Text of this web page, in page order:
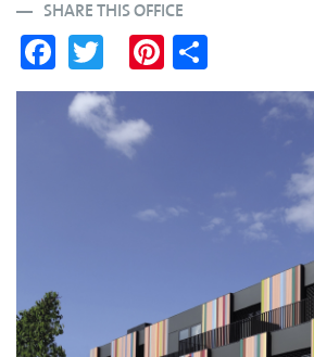
SHARE THIS OFFICE
Fa
ce
bo
wi
tte
r
Pi
nt ha